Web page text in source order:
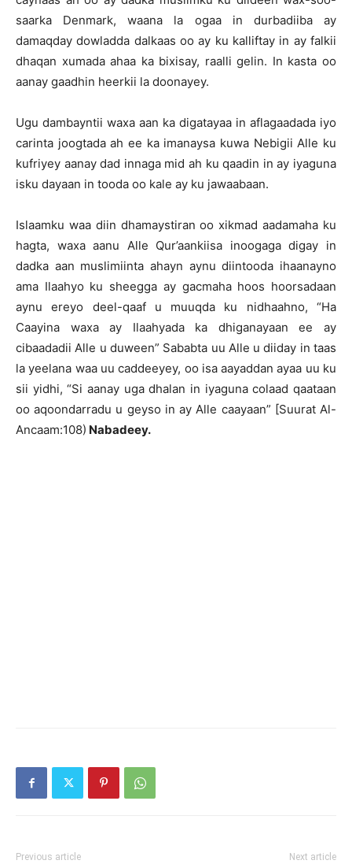
saarka Denmark, waana la ogaa in durbadiiba ay
damaqday dowladda dalkaas oo ay ku kalliftay in ay falkii
dhaqan xumada ahaa ka bixisay, raalli gelin. In kasta oo
aanay gaadhin heerkii la doonayey.
Ugu dambayntii waxa aan ka digatayaa in aflagaadada iyo
carinta joogtada ah ee ka imanaysa kuwa Nebigii Alle ku
kufriyey aanay dad innaga mid ah ku qaadin in ay iyaguna
isku dayaan in tooda oo kale ay ku jawaabaan.
Islaamku waa diin dhamaystiran oo xikmad aadamaha ku
hagta, waxa aanu Alle Qur’aankiisa inoogaga digay in
dadka aan muslimiinta ahayn aynu diintooda ihaanayno
ama Ilaahyo ku sheegga ay gacmaha hoos hoorsadaan
aynu ereyo deel-qaaf u muuqda ku nidhaahno, “Ha
Caayina waxa ay Ilaahyada ka dhiganayaan ee ay
cibaadadii Alle u duween” Sababta uu Alle u diiday in taas
la yeelana waa uu caddeeyey, oo isa aayaddan ayaa uu ku
sii yidhi, “Si aanay uga dhalan in iyaguna colaad qaataan
oo aqoondarradu u geyso in ay Alle caayaan” [Suurat Al-
Ancaam:108) Nabadeey.
Previous article Next article